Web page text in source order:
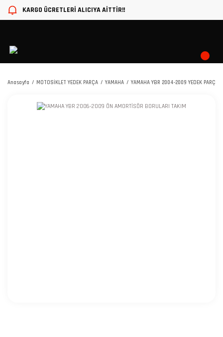
KARGO ÜCRETLERİ ALICIYA AİTTİR!!
Anasayfa MOTOSİKLET YEDEK PARÇA YAMAHA YAMAHA YBR 2004-2009 YEDEK PARÇA